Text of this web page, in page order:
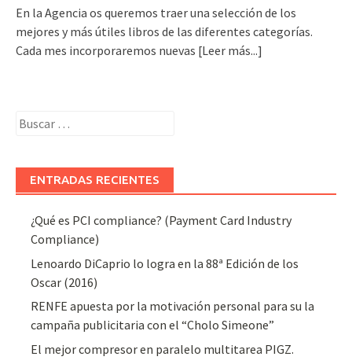
En la Agencia os queremos traer una selección de los
mejores y más útiles libros de las diferentes categorías.
Cada mes incorporaremos nuevas [Leer más...]
Buscar:
ENTRADAS RECIENTES
¿Qué es PCI compliance? (Payment Card Industry
Compliance)
Lenoardo DiCaprio lo logra en la 88ª Edición de los
Oscar (2016)
RENFE apuesta por la motivación personal para su la
campaña publicitaria con el “Cholo Simeone”
El mejor compresor en paralelo multitarea PIGZ.